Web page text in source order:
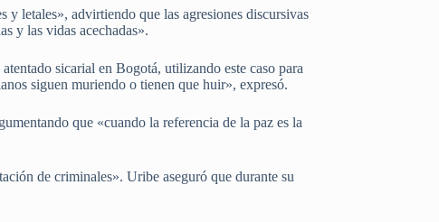
y letales», advirtiendo que las agresiones discursivas
y las vidas acechadas».
sicarial en Bogotá, utilizando este caso para
siguen muriendo o tienen que huir», expresó.
que «cuando la referencia de la paz es la
de criminales». Uribe aseguró que durante su